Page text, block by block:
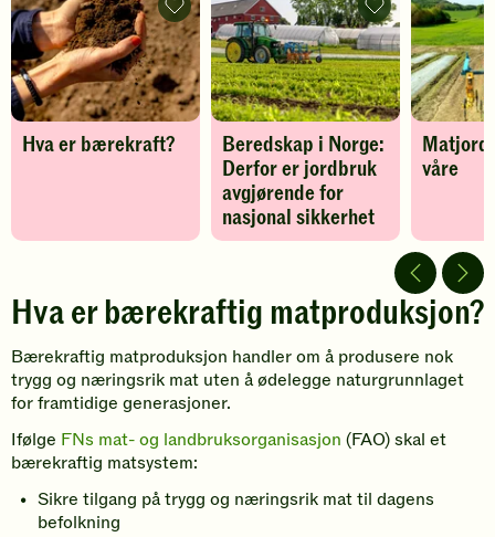
Hva er bærekraft?
Hva
er
bærekraft?
-
legg
til
favoritter
Beredskap i Norge:
Derfor er jordbruk
avgjørende for
nasjonal sikkerhet
Beredskap
i
Norge:
Derfor
er
jordbruk
avgjørende
for
nasjonal
sikkerhet
-
til
favoritter
våre
Hva er bærekraftig matproduksjon?
Bærekraftig matproduksjon handler om å produsere nok
trygg og næringsrik mat uten å ødelegge naturgrunnlaget
for framtidige generasjoner.
Ifølge FNs mat- og landbruksorganisasjon (FAO) skal et
bærekraftig matsystem:
Sikre tilgang på trygg og næringsrik mat til dagens
befolkning